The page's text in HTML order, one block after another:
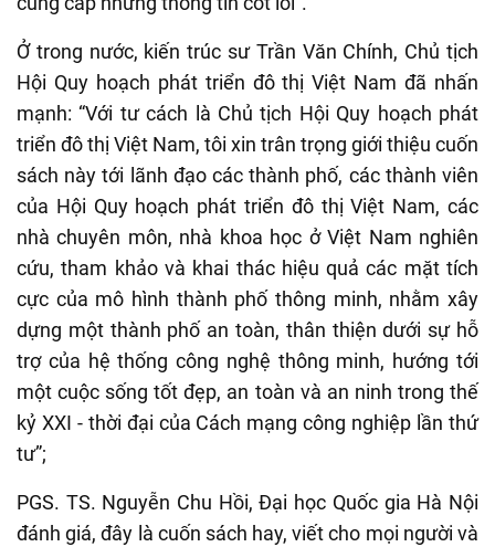
Ở trong nước, kiến trúc sư Trần Văn Chính, Chủ tịch
Hội Quy hoạch phát triển đô thị Việt Nam đã nhấn
mạnh: “Với tư cách là Chủ tịch Hội Quy hoạch phát
triển đô thị Việt Nam, tôi xin trân trọng giới thiệu cuốn
sách này tới lãnh đạo các thành phố, các thành viên
của Hội Quy hoạch phát triển đô thị Việt Nam, các
nhà chuyên môn, nhà khoa học ở Việt Nam nghiên
cứu, tham khảo và khai thác hiệu quả các mặt tích
cực của mô hình thành phố thông minh, nhằm xây
dựng một thành phố an toàn, thân thiện dưới sự hỗ
trợ của hệ thống công nghệ thông minh, hướng tới
một cuộc sống tốt đẹp, an toàn và an ninh trong thế
kỷ XXI - thời đại của Cách mạng công nghiệp lần thứ
tư”;
PGS. TS. Nguyễn Chu Hồi, Đại học Quốc gia Hà Nội
đánh giá, đây là cuốn sách hay, viết cho mọi người và